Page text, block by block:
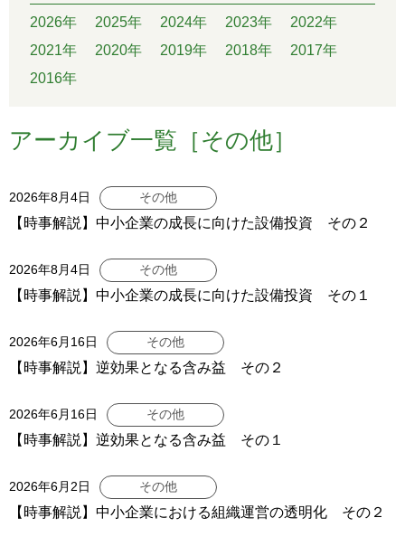
2026年 2025年 2024年 2023年
2022年
2021年
2020年 2019年 2018年
2017年
2016年
アーカイブ一覧［その他］
2026年8月4日 その他
【時事解説】中小企業の成長に向けた設備投資 その２
2026年8月4日 その他
【時事解説】中小企業の成長に向けた設備投資 その１
2026年6月16日 その他
【時事解説】逆効果となる含み益 その２
2026年6月16日 その他
【時事解説】逆効果となる含み益 その１
2026年6月2日 その他
【時事解説】中小企業における組織運営の透明化 その２